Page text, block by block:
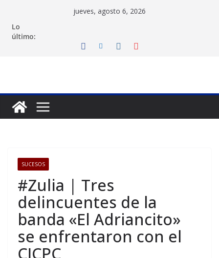
contenido
jueves, agosto 6, 2026
Lo
último:
SUCESOS
#Zulia | Tres
delincuentes de la
banda «El Adriancito»
se enfrentaron con el
CICPC